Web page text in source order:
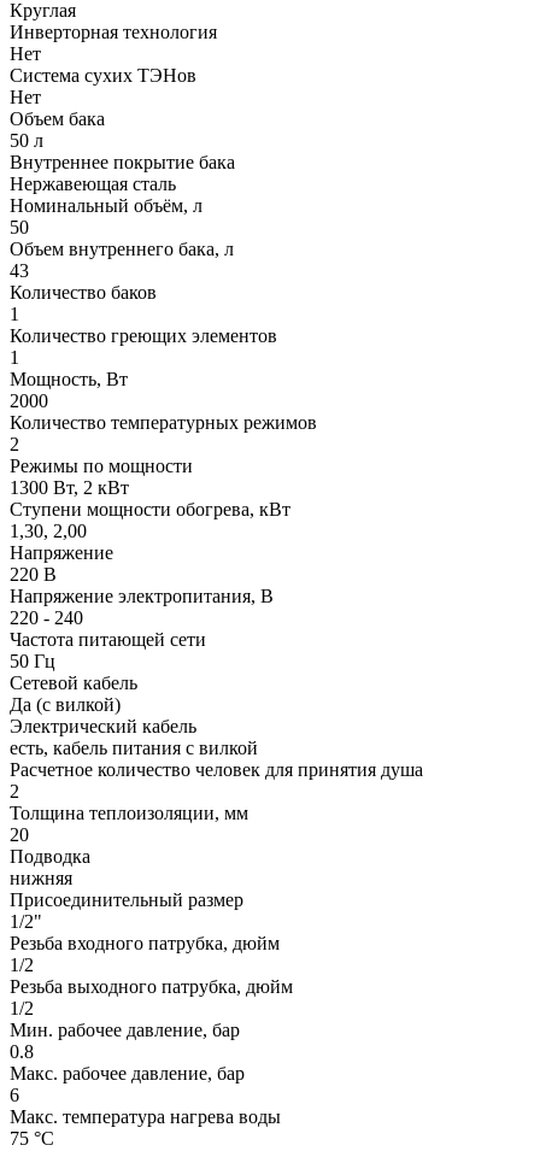
Круглая
Инверторная технология
Нет
Система сухих ТЭНов
Нет
Объем бака
50 л
Внутреннее покрытие бака
Нержавеющая сталь
Номинальный объём, л
50
Объем внутреннего бака, л
43
Количество баков
1
Количество греющих элементов
1
Мощность, Вт
2000
Количество температурных режимов
2
Режимы по мощности
1300 Вт, 2 кВт
Ступени мощности обогрева, кВт
1,30, 2,00
Напряжение
220 В
Напряжение электропитания, В
220 - 240
Частота питающей сети
50 Гц
Сетевой кабель
Да (с вилкой)
Электрический кабель
есть, кабель питания с вилкой
Расчетное количество человек для принятия душа
2
Толщина теплоизоляции, мм
20
Подводка
нижняя
Присоединительный размер
1/2"
Резьба входного патрубка, дюйм
1/2
Резьба выходного патрубка, дюйм
1/2
Мин. рабочее давление, бар
0.8
Макс. рабочее давление, бар
6
Макс. температура нагрева воды
75 °С